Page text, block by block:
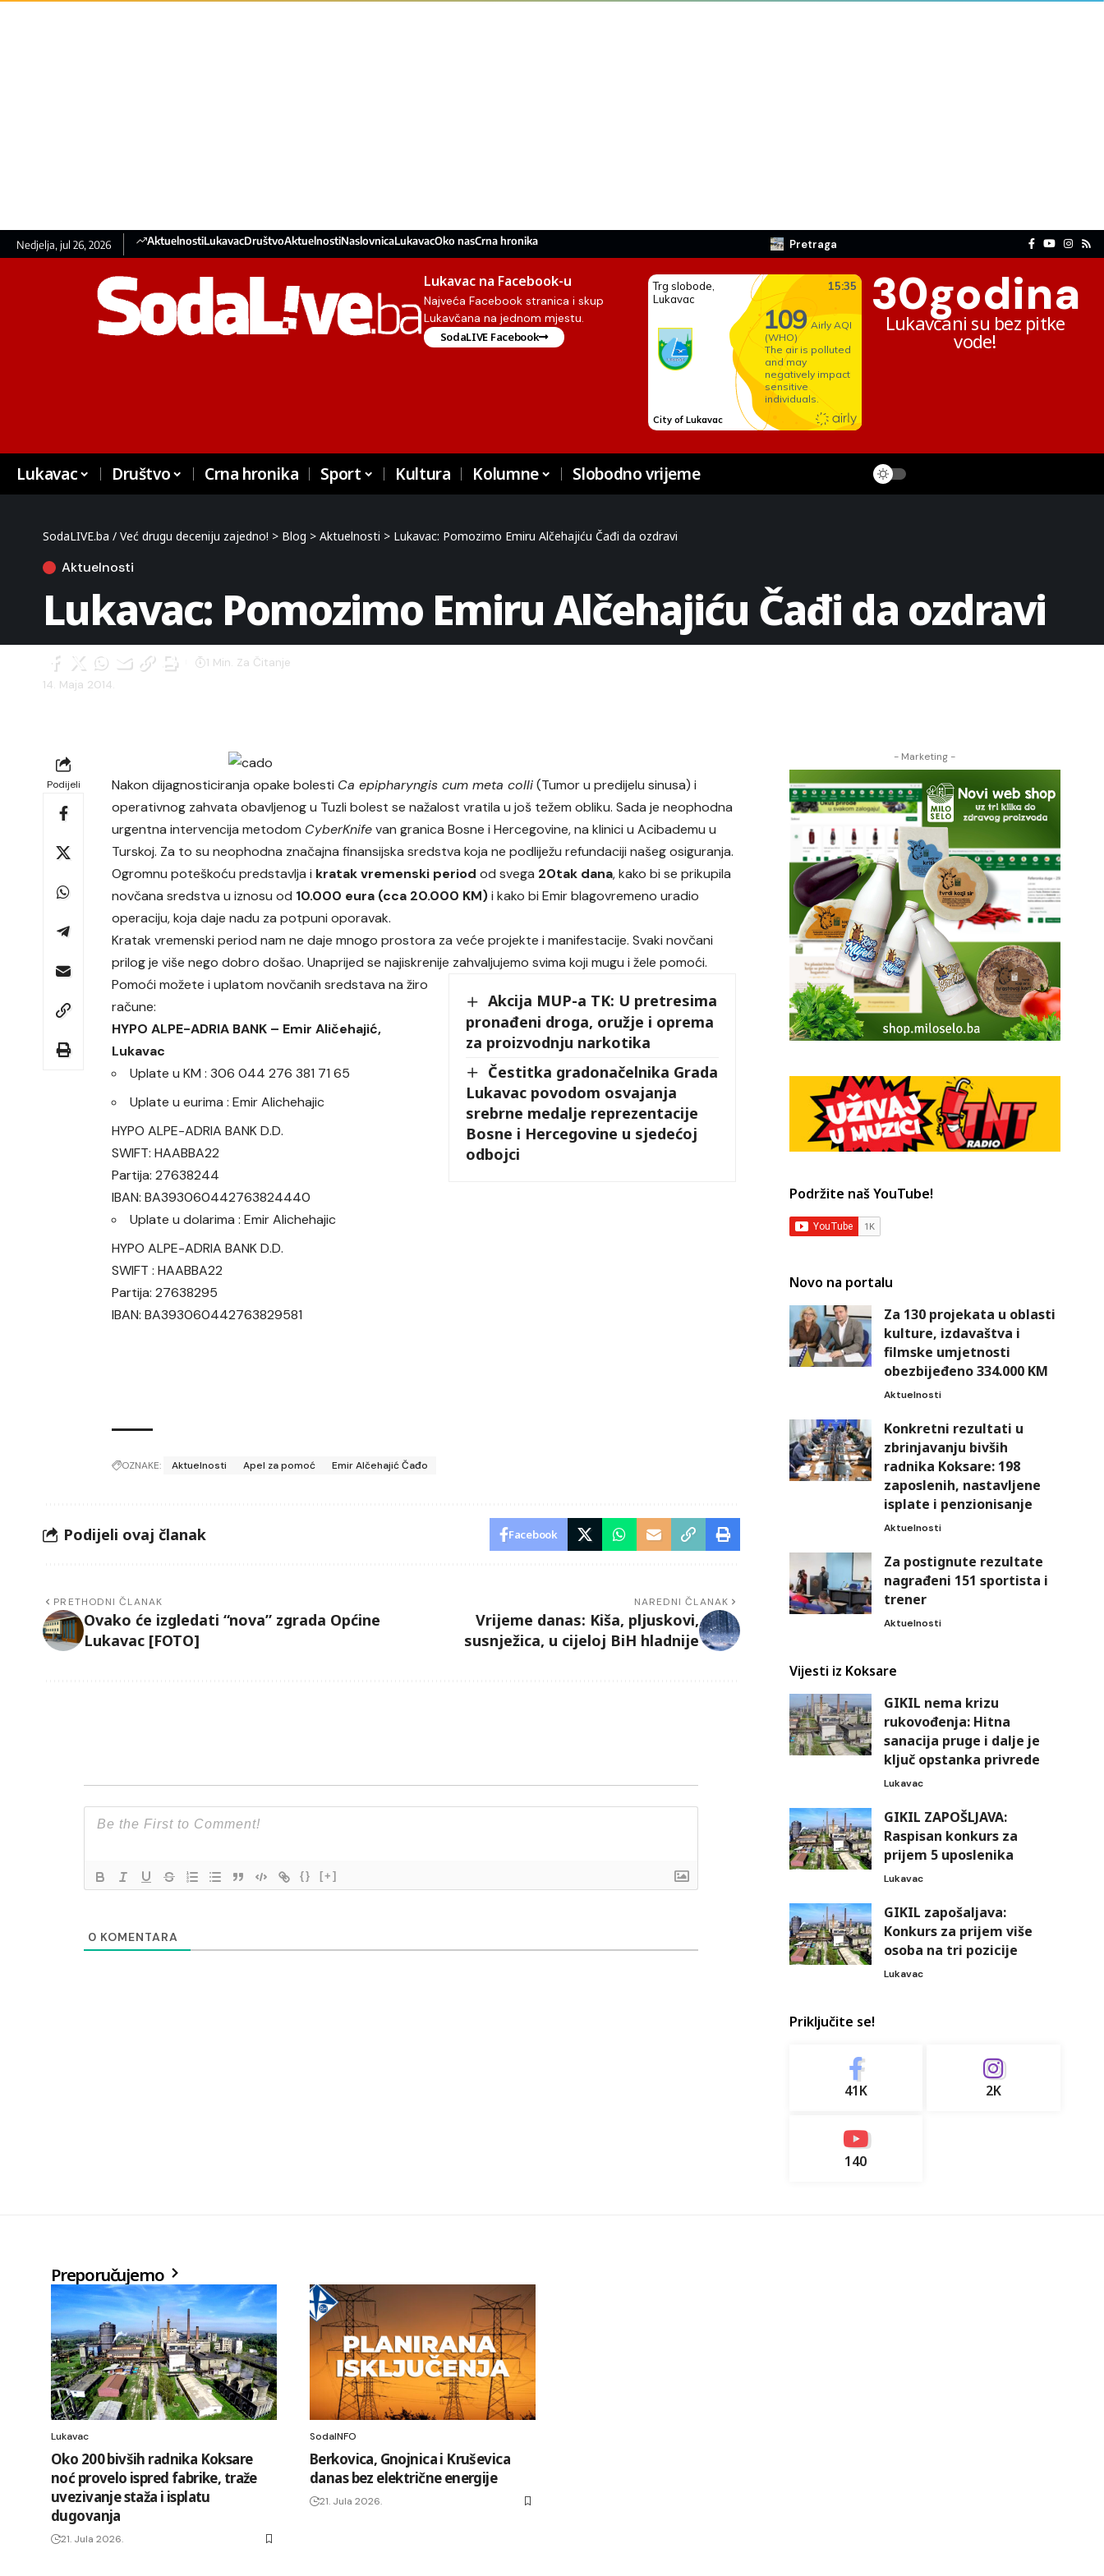
Nedjelja, jul 26, 2026 AktuelnostiLukavacDruštvoAktuelnostiNaslovnicaLukavacOko nasCrna hronika Pretraga
Lukavac na Facebook-u
Najveća Facebook stranica i skup
Lukavčana na jednom mjestu.
SodaLIVE Facebook
30godina
Lukavčani su bez pitke
vode!
Lukavac Društvo Crna hronika Sport Kultura Kolumne Slobodno vrijeme
SodaLIVE.ba / Već drugu deceniju zajedno! > Blog > Aktuelnosti > Lukavac: Pomozimo Emiru Alčehajiću Čađi da ozdravi
Aktuelnosti
Lukavac: Pomozimo Emiru Alčehajiću Čađi da ozdravi
14. Maja 2014.
1 Min. Za Čitanje
Podijeli Nakon dijagnosticiranja opake bolesti Ca epipharyngis cum meta colli(Tumor u predijelu sinusa) i
operativnog zahvata obavljenog u Tuzli bolest se nažalost vratila u još težem obliku. Sada je neophodna
urgentna intervencija metodom CyberKnifevan granica Bosne i Hercegovine, na klinici u Acibademu u
Turskoj. Za to su neophodna značajna finansijska sredstva koja ne podliježu refundaciji našeg osiguranja.
Ogromnu poteškoću predstavlja i kratak vremenski period od svega 20tak dana, kako bi se prikupila
novčana sredstva u iznosu od 10.000 eura (cca 20.000 KM)i kako bi Emir blagovremeno uradio
operaciju, koja daje nadu za potpuni oporavak.
Kratak vremenski period nam ne daje mnogo prostora za veće projekte i manifestacije. Svaki novčani
prilog je više nego dobro došao. Unaprijed se najiskrenije zahvaljujemo svima koji mugu i žele pomoći.
Akcija MUP-a TK: U pretresima
pronađeni droga, oružje i oprema
za proizvodnju narkotika
Čestitka gradonačelnika Grada
Lukavac povodom osvajanja
srebrne medalje reprezentacije
Bosne i Hercegovine u sjedećoj
odbojci
Pomoći možete i uplatom novčanih sredstava na žiro
račune:
HYPO ALPE-ADRIA BANK – Emir Aličehajić,
Lukavac
Uplate u KM : 306 044 276 381 71 65
Uplate u eurima : Emir Alichehajic
HYPO ALPE-ADRIA BANK D.D.
SWIFT: HAABBA22
Partija: 27638244
IBAN: BA393060442763824440
Uplate u dolarima : Emir Alichehajic
HYPO ALPE-ADRIA BANK D.D.
SWIFT : HAABBA22
Partija: 27638295
IBAN: BA393060442763829581
OZNAKE: Aktuelnosti Apel za pomoć Emir Alčehajić Čađo
Podijeli ovaj članak Facebook
PRETHODNI ČLANAK
Ovako će izgledati “nova” zgrada Općine
Lukavac [FOTO]
NAREDNI ČLANAK
Vrijeme danas: Kiša, pljuskovi,
susnježica, u cijeloj BiH hladnije
{} [+]
0 KOMENTARA
- Marketing -
Podržite naš YouTube!
Novo na portalu
Za 130 projekata u oblasti
kulture, izdavaštva i
filmske umjetnosti
obezbijeđeno 334.000 KM
Aktuelnosti
Konkretni rezultati u
zbrinjavanju bivših
radnika Koksare: 198
zaposlenih, nastavljene
isplate i penzionisanje
Aktuelnosti
Za postignute rezultate
nagrađeni 151 sportista i
trener
Aktuelnosti
Vijesti iz Koksare
GIKIL nema krizu
rukovođenja: Hitna
sanacija pruge i dalje je
ključ opstanka privrede
Lukavac
GIKIL ZAPOŠLJAVA:
Raspisan konkurs za
prijem 5 uposlenika
Lukavac
GIKIL zapošaljava:
Konkurs za prijem više
osoba na tri pozicije
Lukavac
Priključite se!
41K 2K
140
Preporučujemo
Lukavac
Oko 200 bivših radnika Koksare
noć provelo ispred fabrike, traže
uvezivanje staža i isplatu
dugovanja
21. Jula 2026.
SodaINFO
Berkovica, Gnojnica i Kruševica
danas bez električne energije
21. Jula 2026.